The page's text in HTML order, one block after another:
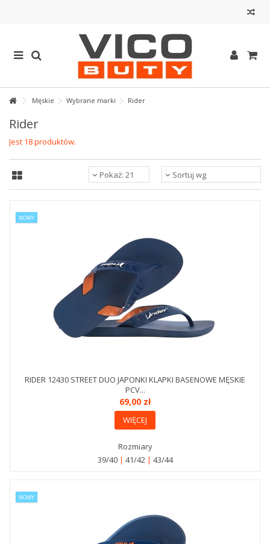
Męskie Wybrane marki Rider
Rider
Jest 18 produktów.
Sortuj wg
Pokaż: 21
NOWY
RIDER 12430 STREET DUO JAPONKI KLAPKI BASENOWE MĘSKIE
PCV...
69,00 zł
WIĘCEJ
Rozmiary
39/40
41/42 43/44
NOWY